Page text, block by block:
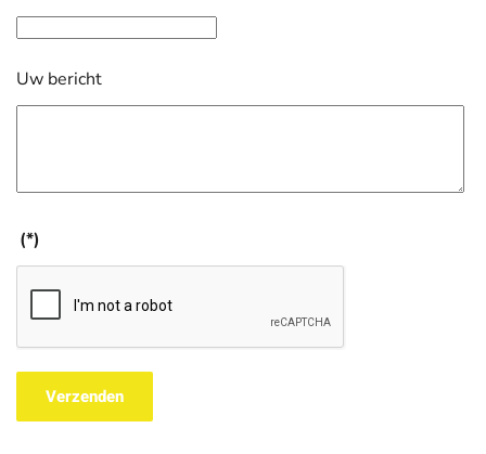
Uw bericht
(*)
Verzenden